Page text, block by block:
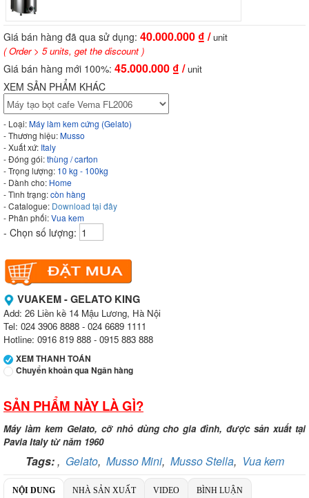
Giá bán hàng đã qua sử dụng: 40.000.000 ₫ / unit
( Order > 5 units, get the discount )
Giá bán hàng mới 100%: 45.000.000 ₫ /unit
XEM SẢN PHẨM KHÁC
- Loại:Máy làm kem cứng (Gelato)
- Thương hiệu:Musso
- Xuất xứ: Italy
- Đóng gói:thùng / carton
- Trọng lượng: 10 kg - 100kg
- Dành cho: Home
- Tình trạng:còn hàng
- Catalogue: Download tại đây
- Phân phối:Vua kem
- Chọn số lượng:
VUAKEM - GELATO KING
Add: 26 Liền kề 14 Mậu Lương, Hà Nội
Tel: 024 3906 8888 - 024 6689 1111
Hotline: 0916 819 888 - 0915 883 888
XEM THANH TOÁN
Chuyển khoản qua Ngân hàng
Ngân hàng Ngoại thương Việt Nam
Chi nhánh:
Chủ TK:
Công ty TNHH TADAVINA
069 1000 886 001
Ngân hàng Ngoại thương Việt Nam
Chi nhánh:
Tây Hà Nội
Chủ TK:
Công ty TNHH MENMOT
SẢN PHẨM NÀY LÀ GÌ?
Máy làm kem Gelato, cỡ nhỏ dùng cho gia đình, được sản xuất tại
Pavia Italy từ năm 1960
Tags:, Gelato, Musso Mini, Musso Stella, Vua kem
NỘI DUNG NHÀ SẢN XUẤT VIDEO BÌNH LUẬN